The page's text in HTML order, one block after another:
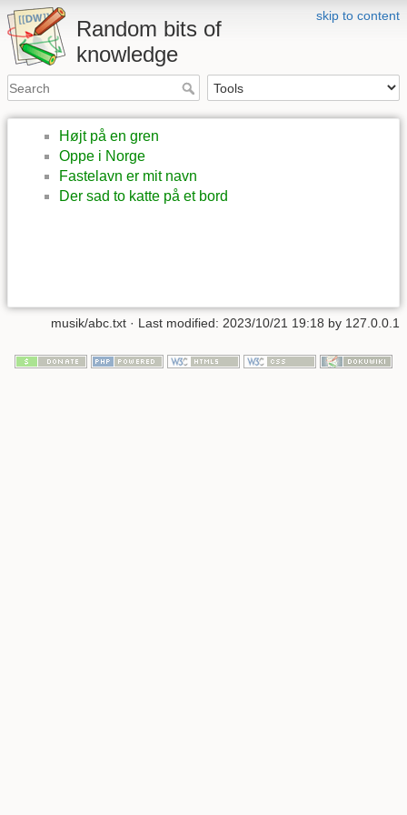
skip to content
Random bits of
knowledge
Højt på en gren
Oppe i Norge
Fastelavn er mit navn
Der sad to katte på et bord
musik/abc.txt · Last modified: 2023/10/21 19:18 by 127.0.0.1